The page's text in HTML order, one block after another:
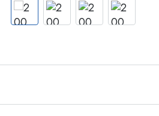
Butelki szklane
Butelki plastikowe